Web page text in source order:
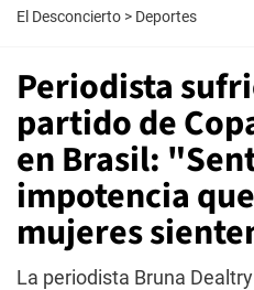
El Desconcierto > Deportes
Periodista
partido de
en Brasil:
impotencia
mujeres
La periodista Bruna